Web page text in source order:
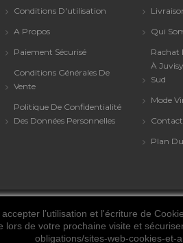
Conditions D'utilisation
A Propos
Paiement Sécurisé
Conditions Générales De
Vente
Politique De Confidentialité
Des Données Personnelles
Qui
Rachat
À
Sud
Mode
Plan
l’utilisation et l'écriture de
de votre prochaine visite et
obligations/sites-web-cookies-et-
© 2021.